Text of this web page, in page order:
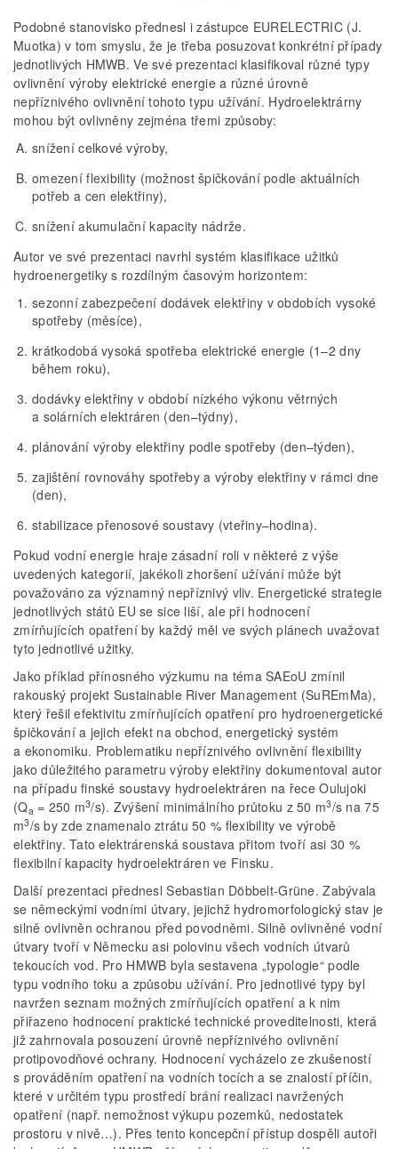
Podobné stanovisko přednesl i zástupce EURELECTRIC (J.
Muotka) v tom smyslu, že je třeba posuzovat konkrétní případy
jednotlivých HMWB. Ve své prezentaci klasifikoval různé typy
ovlivnění výroby elektrické energie a různé úrovně
nepříznivého ovlivnění tohoto typu užívání. Hydroelektrárny
mohou být ovlivněny zejména třemi způsoby:
snížení celkové výroby,
omezení flexibility (možnost špičkování podle aktuálních
potřeb a cen elektřiny),
snížení akumulační kapacity nádrže.
Autor ve své prezentaci navrhl systém klasifikace užitků
hydroenergetiky s rozdílným časovým horizontem:
sezonní zabezpečení dodávek elektřiny v obdobích vysoké
spotřeby (měsíce),
krátkodobá vysoká spotřeba elektrické energie (1–2 dny
během roku),
dodávky elektřiny v období nízkého výkonu větrných
a solárních elektráren (den–týdny),
plánování výroby elektřiny podle spotřeby (den–týden),
zajištění rovnováhy spotřeby a výroby elektřiny v rámci dne
(den),
stabilizace přenosové soustavy (vteřiny–hodina).
Pokud vodní energie hraje zásadní roli v některé z výše
uvedených kategorií, jakékoli zhoršení užívání může být
považováno za významný nepříznivý vliv. Energetické strategie
jednotlivých států EU se sice liší, ale při hodnocení
zmírňujících opatření by každý měl ve svých plánech uvažovat
tyto jednotlivé užitky.
Jako příklad přínosného výzkumu na téma SAEoU zmínil
rakouský projekt Sustainable River Management (SuREmMa),
který řešil efektivitu zmírňujících opatření pro hydroenergetické
špičkování a jejich efekt na obchod, energetický systém
a ekonomiku. Problematiku nepříznivého ovlivnění flexibility
jako důležitého parametru výroby elektřiny dokumentoval autor
na případu finské soustavy hydroelektráren na řece Oulujoki
(Qa = 250 m3/s). Zvýšení minimálního průtoku z 50 m3/s na 75
m3/s by zde znamenalo ztrátu 50 % flexibility ve výrobě
elektřiny. Tato elektrárenská soustava přitom tvoří asi 30 %
flexibilní kapacity hydroelektráren ve Finsku.
Další prezentaci přednesl Sebastian Döbbelt-Grüne. Zabývala
se německými vodními útvary, jejichž hydromorfologický stav je
silně ovlivněn ochranou před povodněmi. Silně ovlivněné vodní
útvary tvoří v Německu asi polovinu všech vodních útvarů
tekoucích vod. Pro HMWB byla sestavena „typologie“ podle
typu vodního toku a způsobu užívání. Pro jednotlivé typy byl
navržen seznam možných zmírňujících opatření a k nim
přiřazeno hodnocení praktické technické proveditelnosti, která
již zahrnovala posouzení úrovně nepříznivého ovlivnění
protipovodňové ochrany. Hodnocení vycházelo ze zkušeností
s prováděním opatření na vodních tocích a se znalostí příčin,
které v určitém typu prostředí brání realizaci navržených
opatření (např. nemožnost výkupu pozemků, nedostatek
prostoru v nivě…). Přes tento koncepční přístup dospěli autoři